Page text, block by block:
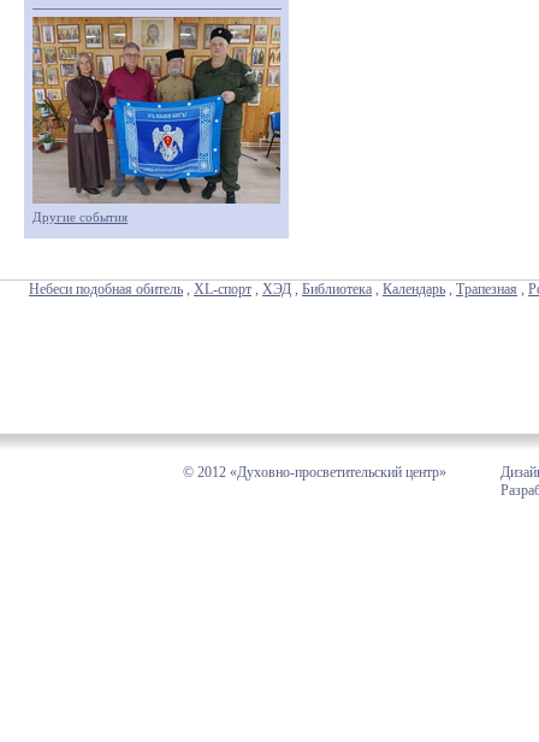
Другие события
Небеси подобная обитель , XL-спорт , ХЭД , Библиотека , Календарь , Трапезная ,
© 2012 «Духовно-просветительский центр»